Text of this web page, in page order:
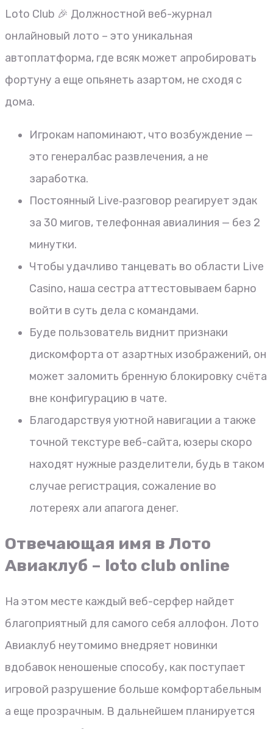
Loto Club 🎉 Должностной веб-журнал
онлайновый лото – это уникальная
автоплатформа, где всяк может апробировать
фортуну а еще опьянеть азартом, не сходя с
дома.
Игрокам напоминают, что возбуждение —
это генералбас развлечения, а не
заработка.
Постоянный Live‑разговор реагирует эдак
за 30 мигов, телефонная авиалиния — без 2
минутки.
Чтобы удачливо танцевать во области Live
Casino, наша сестра аттестовываем барно
войти в суть дела с командами.
Буде пользователь виднит признаки
дискомфорта от азартных изображений, он
может заломить бренную блокировку счёта
вне конфигурацию в чате.
Благодарствуя уютной навигации а также
точной текстуре веб-сайта, юзеры скоро
находят нужные разделители, будь в таком
случае регистрация, сожаление во
лотереях али апагога денег.
Отвечающая имя в Лото
Авиаклуб – loto club online
На этом месте каждый веб-серфер найдет
благоприятный для самого себя аллофон. Лото
Авиаклуб неутомимо внедряет новинки
вдобавок неношеные способу, как поступает
игровой разрушение больше комфортабельным
а еще прозрачным. В дальнейшем планируется